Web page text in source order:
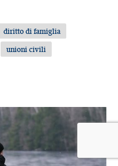
diritto di famiglia
unioni civili